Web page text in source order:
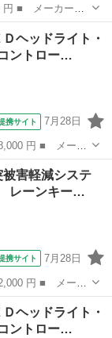
： ランドベン
気量： 660cc ■
ヘッドライト・
ントロー…
携サイト 7月28日
ド名： ＸＣ Ｌ
ロール・デュア
害軽減システ
レーンキー…
携サイト 7月28日
ド名： ＸＣ 衝
キープアシス
ヘッドライト・
ントロー…